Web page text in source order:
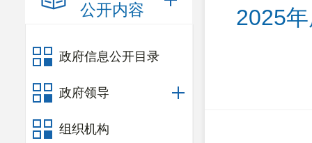
公开内容
政府信息公开目录
政府领导
组织机构
2025